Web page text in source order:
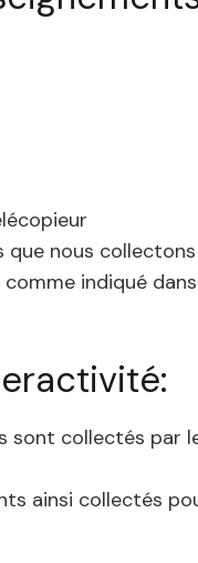
que nous
indiqué
sont collectés par
ainsi collectés